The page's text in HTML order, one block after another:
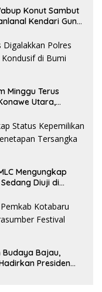
Konut Sambut
Kendari Guna
Minggu Terus
Utara,
Mengungkap
Diuji di
Prematur
Budaya Bajau,
Presiden